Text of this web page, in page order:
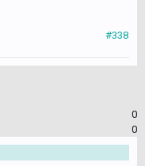
#338
0
0